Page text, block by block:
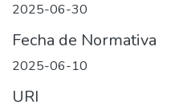
2025-06-30
Fecha de Normativa
2025-06-10
URI